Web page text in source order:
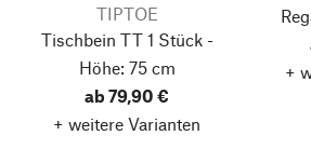
TIPTOE
Tischbein TT1 Stück -
Höhe: 75 cm
ab 79,90 €
+ weitere Varianten
+